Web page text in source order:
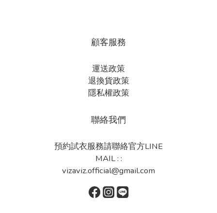
顧客服務
運送政策
退換貨政策
隱私權政策
聯絡我們
預約試衣服務請聯絡官方LINE
MAIL : :
vizaviz.official@gmail.com